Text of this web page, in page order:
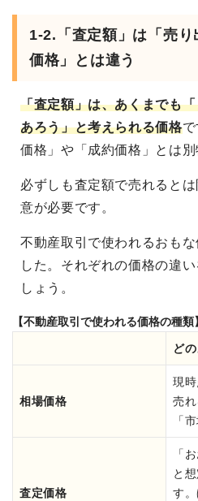
1-2.「査定額」は「売
価格」とは違う
「査定額」は、あくまでも
あろう」と考えられる価格で
価格」や「成約価格」とは別
必ずしも査定額で売れると
意が必要です。
不動産取引で使われるおも
した。それぞれの価格の違
しょう。
【不動産取引で使われる価格の種類】
ど
相場価格
現
売れ
「
査定価格
「
と
す。